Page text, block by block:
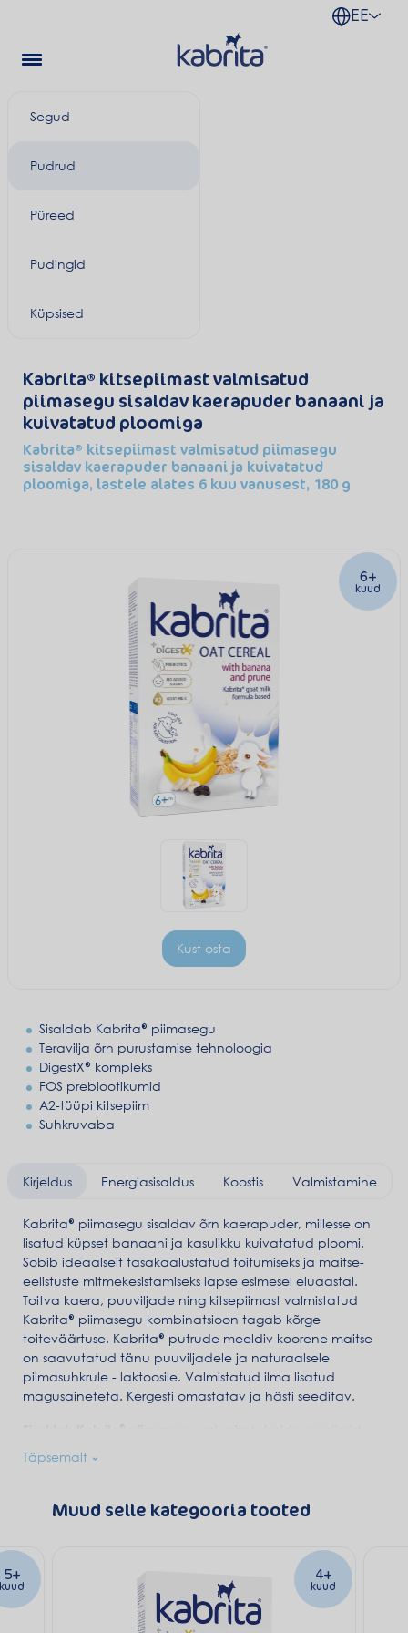
EE
Segud
Pudrud
Püreed
Pudingid
Küpsised
Kabrita® kitsepiimast valmisatud
piimasegu sisaldav kaerapuder banaani ja
kuivatatud ploomiga
Kabrita® kitsepiimast valmisatud piimasegu
sisaldav kaerapuder banaani ja kuivatatud
ploomiga, lastele alates 6 kuu vanusest, 180 g
6+
kuud
Kust osta
Sisaldab Kabrita® piimasegu
Teravilja õrn purustamise tehnoloogia
DigestX® kompleks
FOS prebiootikumid
A2-tüüpi kitsepiim
Suhkruvaba
Kirjeldus Energiasisaldus Koostis Valmistamine
Kabrita® piimasegu sisaldav õrn kaerapuder, millesse on
lisatud küpset banaani ja kasulikku kuivatatud ploomi.
Sobib ideaalselt tasakaalustatud toitumiseks ja maitse-
eelistuste mitmekesistamiseks lapse esimesel eluaastal.
Toitva kaera, puuviljade ning kitsepiimast valmistatud
Kabrita® piimasegu kombinatsioon tagab kõrge
toiteväärtuse. Kabrita® putrude meeldiv koorene maitse
on saavutatud tänu puuviljadele ja naturaalsele
piimasuhkrule - laktoosile. Valmistatud ilma lisatud
magusaineteta. Kergesti omastatav ja hästi seeditav.
Sisaldab Kabrita® piimasegu
säilitab teravilja loomuliku magususe. Tänu sellele
tehnoloogiale on Kabrita® puder õhulise, õrna tekstuuriga
DigestX® kompleks
beeta palmitaati sisaldav
rasvakompleks, mis sarnaneb rinnapiima rasvaprofiiliga,
ning mis aitab vähendada kõhukinnisuse tekkimise
Täpsemalt
Muud selle kategooria tooted
5+
kuud
4+
kuud